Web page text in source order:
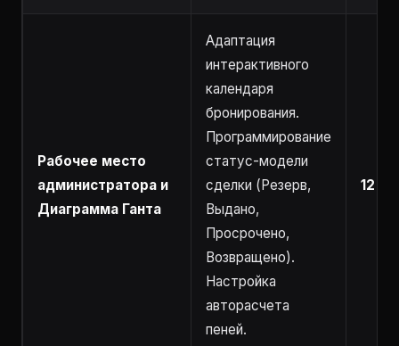
Рабочее место
администратора и
Диаграмма Ганта
Адаптация
интерактивного
календаря
бронирования.
Программирование
статус-модели
сделки (Резерв,
Выдано,
Просрочено,
Возвращено).
Настройка
авторасчета
пеней.
12 –